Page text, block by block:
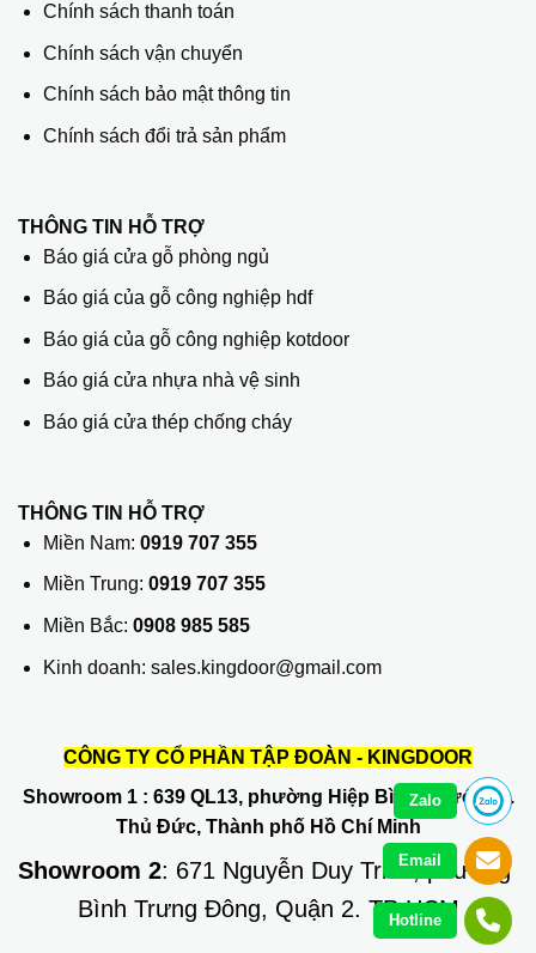
Chính sách thanh toán
Chính sách vận chuyển
Chính sách bảo mật thông tin
Chính sách đổi trả sản phẩm
THÔNG TIN HỖ TRỢ
Báo giá cửa gỗ phòng ngủ
Báo giá của gỗ công nghiệp hdf
Báo giá của gỗ công nghiệp kotdoor
Báo giá cửa nhựa nhà vệ sinh
Báo giá cửa thép chống cháy
THÔNG TIN HỖ TRỢ
Miền Nam: 0919 707 355
Miền Trung: 0919 707 355
Miền Bắc: 0908 985 585
Kinh doanh: sales.kingdoor@gmail.com
CÔNG TY CỔ PHẦN TẬP ĐOÀN - KINGDOOR
Showroom 1: 639 QL13, phường Hiệp Bình Phước, Q.
Thủ Đức, Thành phố Hồ Chí Minh
Showroom 2: 671 Nguyễn Duy Trinh, phường
Bình Trưng Đông, Quận 2. TP HCM
Zalo
Email
Hotline